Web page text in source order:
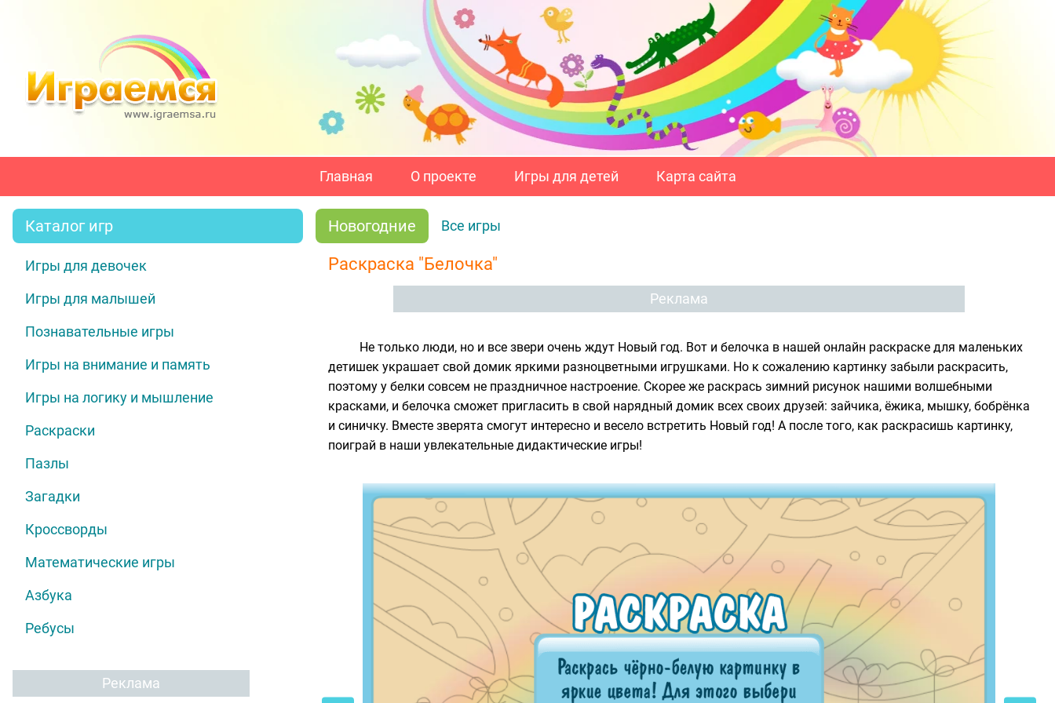
Главная О проекте Игры для детей Карта сайта
Каталог игр
Игры для девочек
Игры для малышей
Познавательные игры
Игры на внимание и память
Игры на логику и мышление
Раскраски
Пазлы
Загадки
Кроссворды
Математические игры
Азбука
Ребусы
Реклама
Новогодние Все игры
Раскраска "Белочка"
Реклама
Не только люди, но и все звери очень ждут Новый год. Вот и белочка в нашей онлайн раскраске для маленьких
детишек украшает свой домик яркими разноцветными игрушками. Но к сожалению картинку забыли раскрасить,
поэтому у белки совсем не праздничное настроение. Скорее же раскрась зимний рисунок нашими волшебными
красками, и белочка сможет пригласить в свой нарядный домик всех своих друзей: зайчика, ёжика, мышку, бобрёнка
и синичку. Вместе зверята смогут интересно и весело встретить Новый год! А после того, как раскрасишь картинку,
поиграй в наши увлекательные дидактические игры!